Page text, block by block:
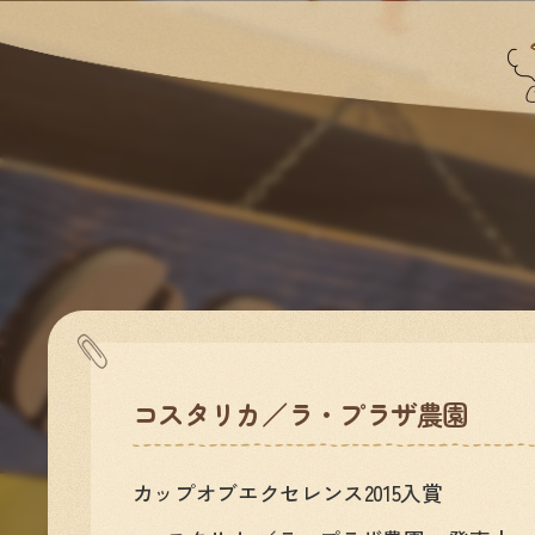
コスタリカ／ラ・プラザ農園
カップオブエクセレンス2015入賞